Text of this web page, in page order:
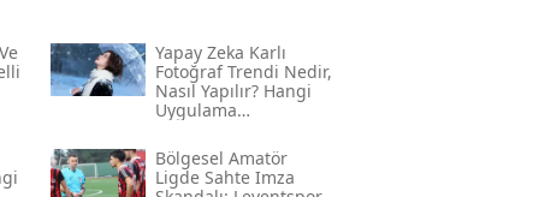
Yapay Zeka Karlı
Fotoğraf Trendi Nedir,
Nasıl Yapılır? Hangi
Uygulama
Adım Adım Rehber
Bölgesel Amatör
Ligde Sahte Imza